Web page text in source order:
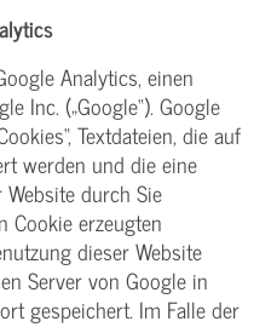
Analytics, einen
Inc. („Google“). Google
Textdateien, die auf
werden und die eine
durch Sie
Cookie erzeugten
dieser Website
Server von Google in
gespeichert. Im Falle der